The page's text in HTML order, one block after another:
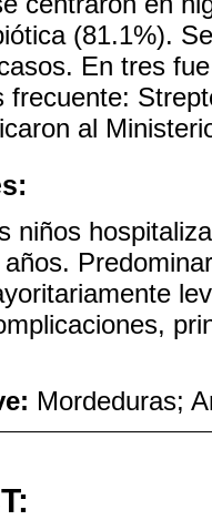
(81.1%).
En tres
frecuente:
al
niños
Mordeduras;